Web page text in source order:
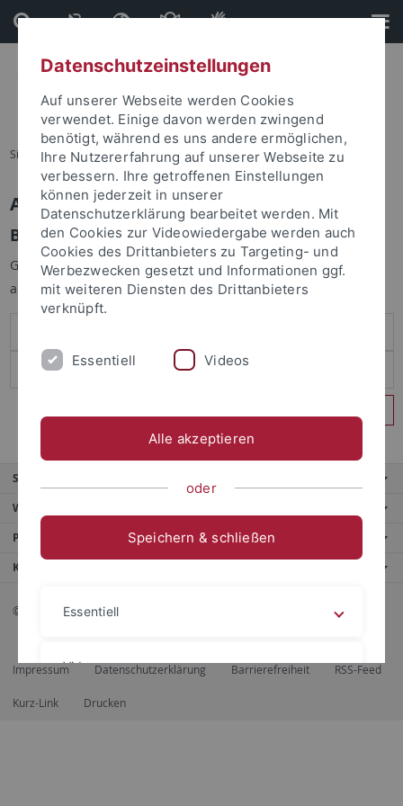
Direkt
zum
Inhalt
Direkt
zur
Fußleiste
Sie sind hier: Startseite
Anmelden
Benutzeranmeldung
Geben Sie Ihren Benutzernamen und Ihr Passwort an um sich
anzumelden:
Service
Weitere Angebote
Portale
Kontaktinfo
© 2026 Eberhard Karls Universität Tübingen, Tübingen
Impressum Datenschutzerklärung Barrierefreiheit RSS-Feed
Kurz-Link Drucken
Datenschutzeinstellungen
Auf unserer Webseite werden Cookies
verwendet. Einige davon werden zwingend
benötigt, während es uns andere ermöglichen,
Ihre Nutzererfahrung auf unserer Webseite zu
verbessern. Ihre getroffenen Einstellungen
können jederzeit in unserer
Datenschutzerklärung bearbeitet werden. Mit
den Cookies zur Videowiedergabe werden auch
Cookies des Drittanbieters zu Targeting- und
Werbezwecken gesetzt und Informationen ggf.
mit weiteren Diensten des Drittanbieters
verknüpft.
Essentiell Videos
Alle akzeptieren
oder
Speichern & schließen
Essentiell
Videos